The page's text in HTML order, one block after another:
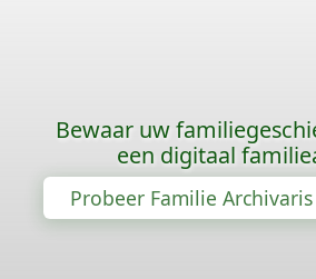
Bewaar uw
een digitaal
Probeer Familie